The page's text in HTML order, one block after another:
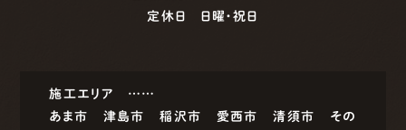
定休日 日曜・祝日
施工エリア ……
あま市
津島市 稲沢市 愛西市 清須市
その